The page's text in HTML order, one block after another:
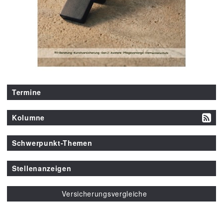
Termine
Kolumne
Schwerpunkt-Themen
Stellenanzeigen
Versicherungsvergleiche